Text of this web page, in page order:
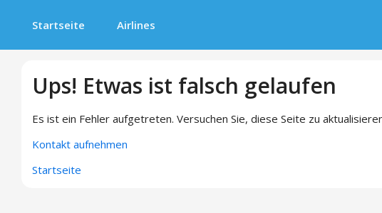
Startseite Airlines
Ups! Etwas ist falsch gelaufen
Es ist ein Fehler aufgetreten. Versuchen Sie, diese Seite zu
Kontakt aufnehmen
Startseite